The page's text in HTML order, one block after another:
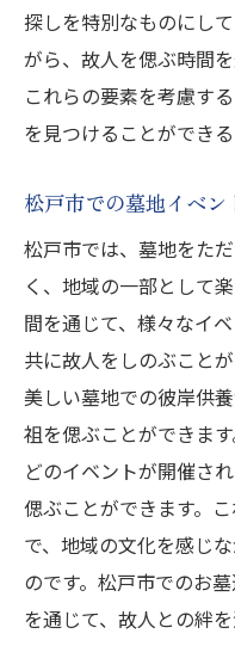
探しを特別なものにし
がら、故人を偲ぶ時間
これらの要素を考慮す
を見つけることができる
松戸市での墓地イベン
松戸市では、墓地をた
く、地域の一部として
間を通じて、様々なイ
共に故人をしのぶこと
美しい墓地での彼岸供
祖を偲ぶことができま
どのイベントが開催さ
偲ぶことができます。
で、地域の文化を感じ
のです。松戸市でのお
を通じて、故人との絆